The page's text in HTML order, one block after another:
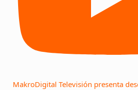
MakroDigital Televisión presenta